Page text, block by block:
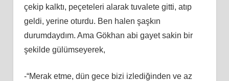
çekip kalktı, peçeteleri alarak tuvalete gitti, atıp
geldi, yerine oturdu. Ben halen şaşkın
durumdaydım. Ama Gökhan abi gayet sakin bir
şekilde gülümseyerek,
-“Merak etme, dün gece bizi izlediğinden ve az